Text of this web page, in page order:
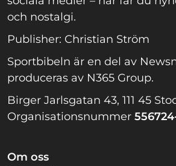
och nostalgi.
Publisher: Christian Ström
Sportbibeln är en del av
produceras av N365 Group.
Birger Jarlsgatan 43, 111 45
Organisationsnummer
Om oss